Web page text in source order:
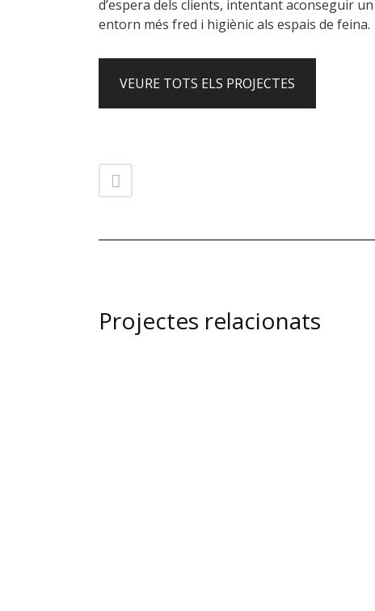
d’espera dels clients, intentant aconseguir
entorn més fred i higiènic als espais de feina.
VEURE TOTS ELS PROJECTES
Projectes relacionats